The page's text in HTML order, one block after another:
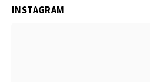
INSTAGRAM